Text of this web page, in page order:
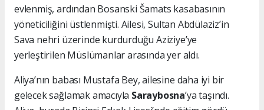
evlenmiş, ardından Bosanski Šamats kasabasının
yöneticiliğini üstlenmişti. Ailesi, Sultan Abdülaziz’in
Sava nehri üzerinde kurdurduğu Aziziye’ye
yerleştirilen Müslümanlar arasında yer aldı.
Aliya’nın babası Mustafa Bey, ailesine daha iyi bir
gelecek sağlamak amacıyla Saraybosna’ya taşındı.